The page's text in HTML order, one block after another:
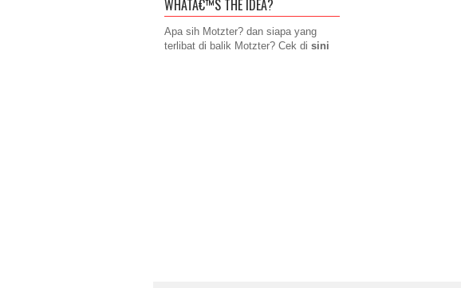
WHATÂ€™S THE IDEA?
Apa sih Motzter? dan siapa yang
terlibat di balik Motzter? Cek di sini